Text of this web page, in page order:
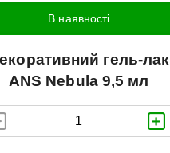
В наявності
гель-лак
ANS Nebula 9,5 мл